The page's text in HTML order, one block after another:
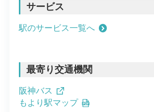
サービス
駅のサービス一覧へ
最寄り交通機関
阪神バス
もより駅マップ